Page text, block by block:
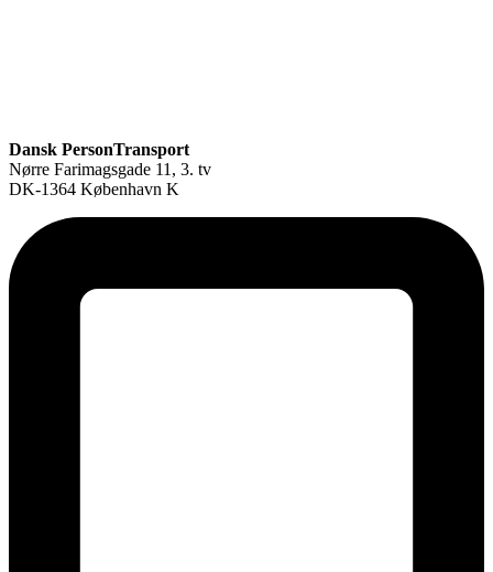
Dansk PersonTransport
Nørre Farimagsgade 11, 3. tv
DK-1364 København K